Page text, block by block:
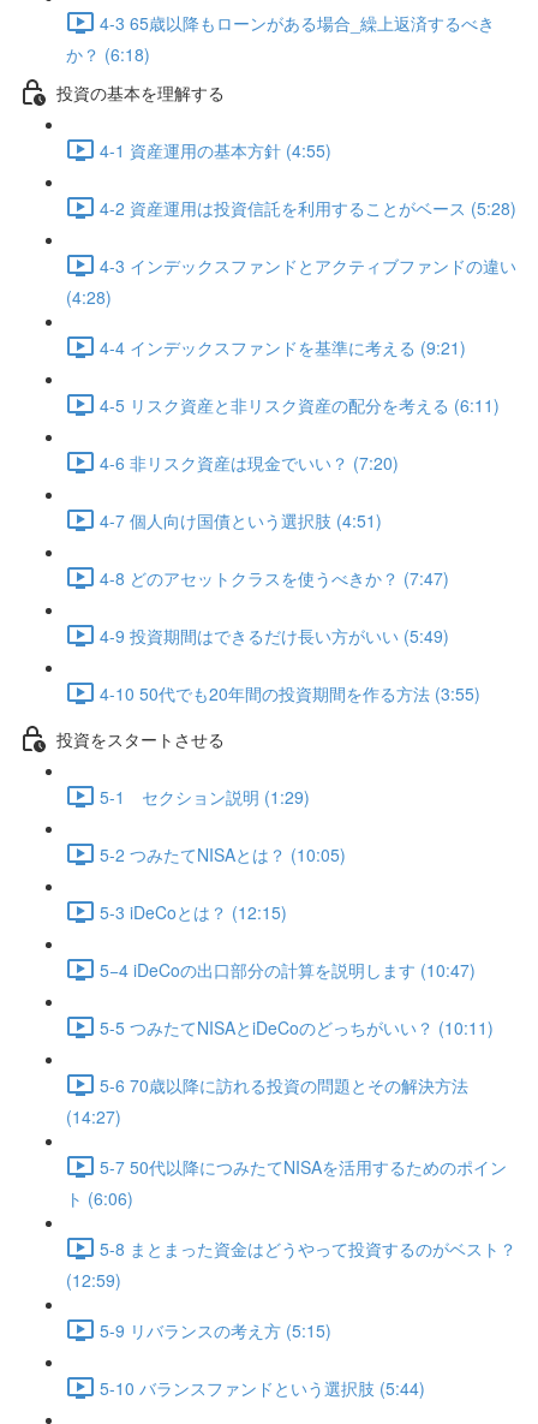
4-3 65歳以降もローンがある場合_繰上返済するべき
か？ (6:18)
投資の基本を理解する
4-1 資産運用の基本方針 (4:55)
4-2 資産運用は投資信託を利用することがベース (5:28)
4-3 インデックスファンドとアクティブファンドの違い
(4:28)
4-4 インデックスファンドを基準に考える (9:21)
4-5 リスク資産と非リスク資産の配分を考える (6:11)
4-6 非リスク資産は現金でいい？ (7:20)
4-7 個人向け国債という選択肢 (4:51)
4-8 どのアセットクラスを使うべきか？ (7:47)
4-9 投資期間はできるだけ長い方がいい (5:49)
4-10 50代でも20年間の投資期間を作る方法 (3:55)
投資をスタートさせる
5-1 セクション説明 (1:29)
5-2 つみたてNISAとは？ (10:05)
5-3 iDeCoとは？ (12:15)
5−4 iDeCoの出口部分の計算を説明します (10:47)
5-5 つみたてNISAとiDeCoのどっちがいい？ (10:11)
5-6 70歳以降に訪れる投資の問題とその解決方法
(14:27)
5-7 50代以降につみたてNISAを活用するためのポイン
ト (6:06)
5-8 まとまった資金はどうやって投資するのがベスト？
(12:59)
5-9 リバランスの考え方 (5:15)
5-10 バランスファンドという選択肢 (5:44)